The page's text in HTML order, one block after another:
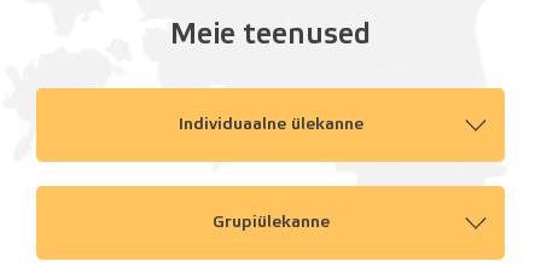
Meie teenused
Individuaalne ülekanne
Grupiülekanne